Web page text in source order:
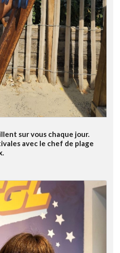
sur vous chaque jour.
avec le chef de plage